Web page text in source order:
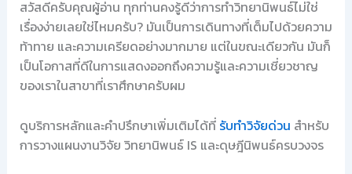
สวัสดีครับคุณผู้อ่าน ทุกท่านคงรู้ดีว่าการทำวิทยานิพนธ์ไม่ใช่
เรื่องง่ายเลยใช่ไหมครับ? มันเป็นการเดินทางที่เต็มไปด้วยความ
ท้าทาย และความเครียดอย่างมากมาย แต่ในขณะเดียวกัน มันก็
เป็นโอกาสที่ดีในการแสดงออกถึงความรู้และความเชี่ยวชาญ
ของเราในสาขาที่เราศึกษาครับผม
ดูบริการหลักและคำปรึกษาเพิ่มเติมได้ที่ รับทำวิจัยด่วน สำหรับ
การวางแผนงานวิจัย วิทยานิพนธ์ IS และดุษฎีนิพนธ์ครบวงจร